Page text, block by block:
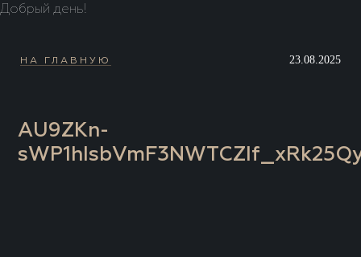
Добрый день!
НА ГЛАВНУЮ 23.08.2025
AU9ZKn-